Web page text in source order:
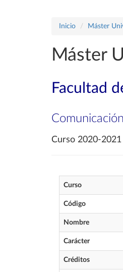
Inicio Máster
Máster
Facultad
Curso 2020-2021
Curso
Código
Nombre
Carácter
Créditos